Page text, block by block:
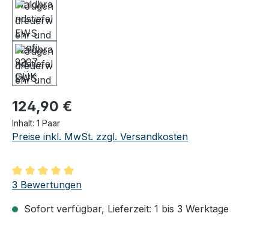
Regulärer Preis:
124,90 €
Inhalt: 1 Paar
Preise inkl. MwSt. zzgl. Versandkosten
Durchschnittliche Bewertung von 5 von 5 Sternen
3 Bewertungen
Sofort verfügbar, Lieferzeit: 1 bis 3 Werktage